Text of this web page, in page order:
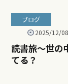
ブログ
2025/12/08
読書旅〜世の
てる？